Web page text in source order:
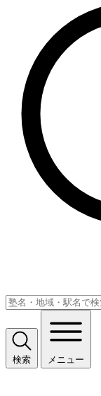
検索 メニュー